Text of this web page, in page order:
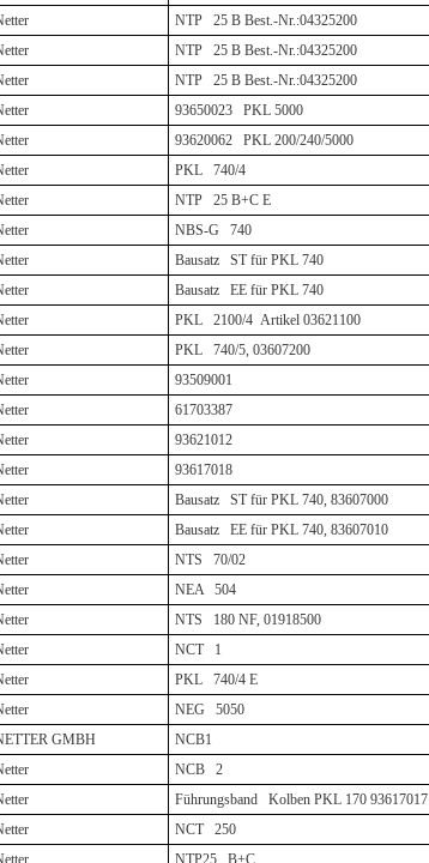
NTP 25 B Best.-Nr.:04325200
NTP 25 B Best.-Nr.:04325200
NTP 25 B Best.-Nr.:04325200
93650023 PKL 5000
93620062 PKL 200/240/5000
PKL 740/4
NTP 25 B+C E
NBS-G 740
Bausatz ST für PKL 740
Bausatz EE für PKL 740
PKL 2100/4 Artikel 03621100
PKL 740/5, 03607200
93509001
61703387
93621012
93617018
Bausatz ST für PKL 740, 83607000
Bausatz EE für PKL 740, 83607010
NTS 70/02
NEA 504
NTS 180 NF, 01918500
NCT 1
PKL 740/4 E
NEG 5050
GMBH
NCB1
NCB 2
Führungsband Kolben PKL 170 93617017
NCT 250
NTP25 B+C